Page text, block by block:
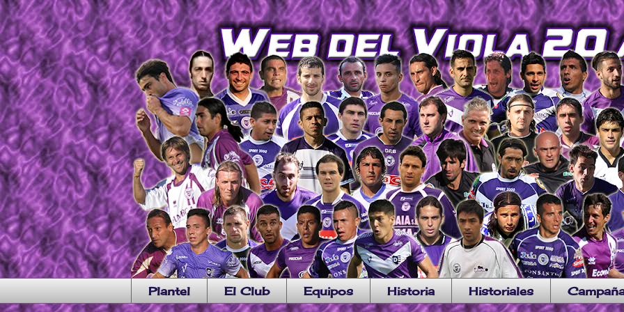
Plantel El Club Equipos Historia Historiales